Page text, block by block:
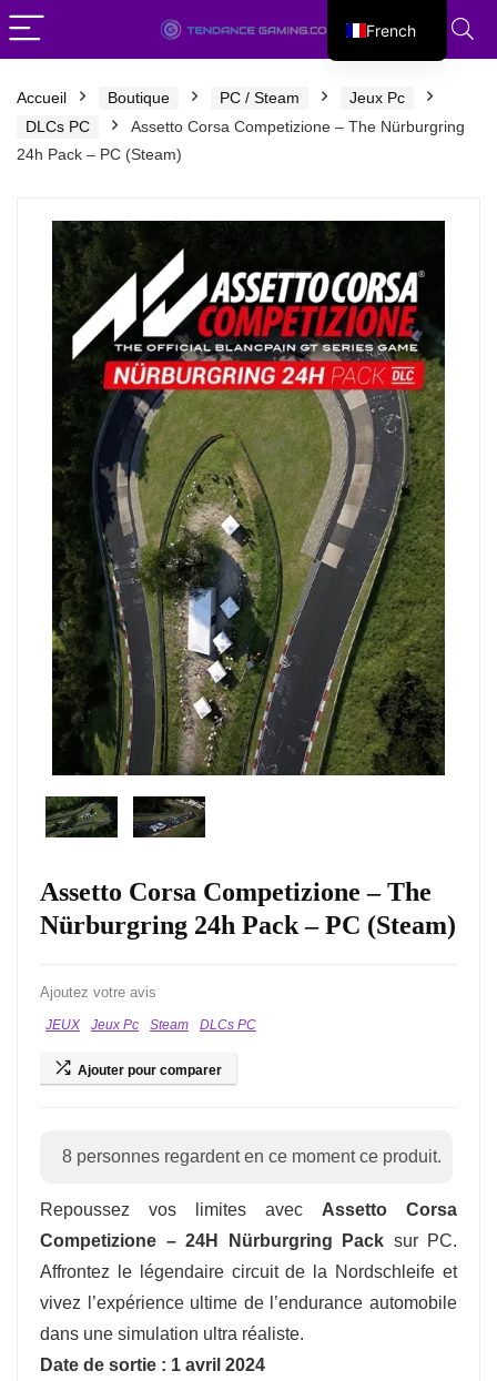
Accueil Boutique PC / Steam
Jeux Pc
DLCs PC
Assetto Corsa Competizione – The Nürburgring
24h Pack – PC (Steam)
Assetto Corsa Competizione – The
Nürburgring 24h Pack – PC (Steam)
Ajoutez votre avis
JEUX Jeux Pc Steam DLCs PC
Ajouter pour comparer
8 personnes regardent en ce moment ce produit.
Repoussez vos limites avec Assetto Corsa
Competizione – 24H Nürburgring Pack sur PC.
Affrontez le légendaire circuit de la Nordschleife et
vivez l’expérience ultime de l’endurance automobile
dans une simulation ultra réaliste.
Date de sortie : 1 avril 2024
French
English